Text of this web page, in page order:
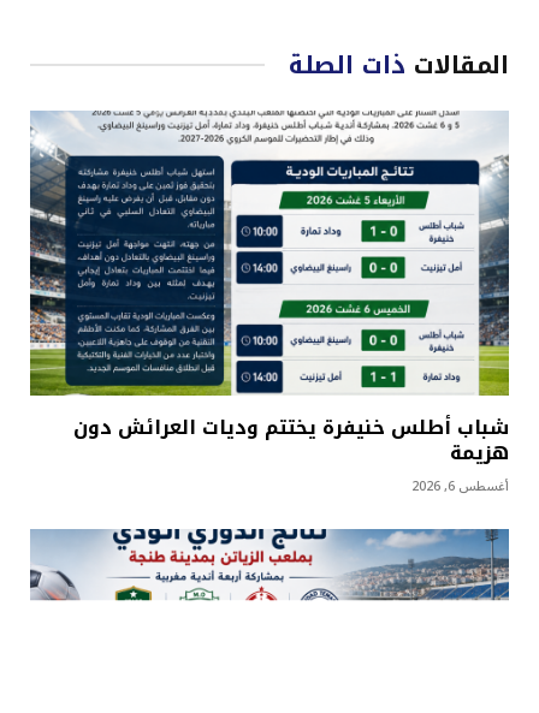
المقالات ذات الصلة
شباب أطلس خنيفرة يختتم وديات العرائش دون
هزيمة
أغسطس 6, 2026